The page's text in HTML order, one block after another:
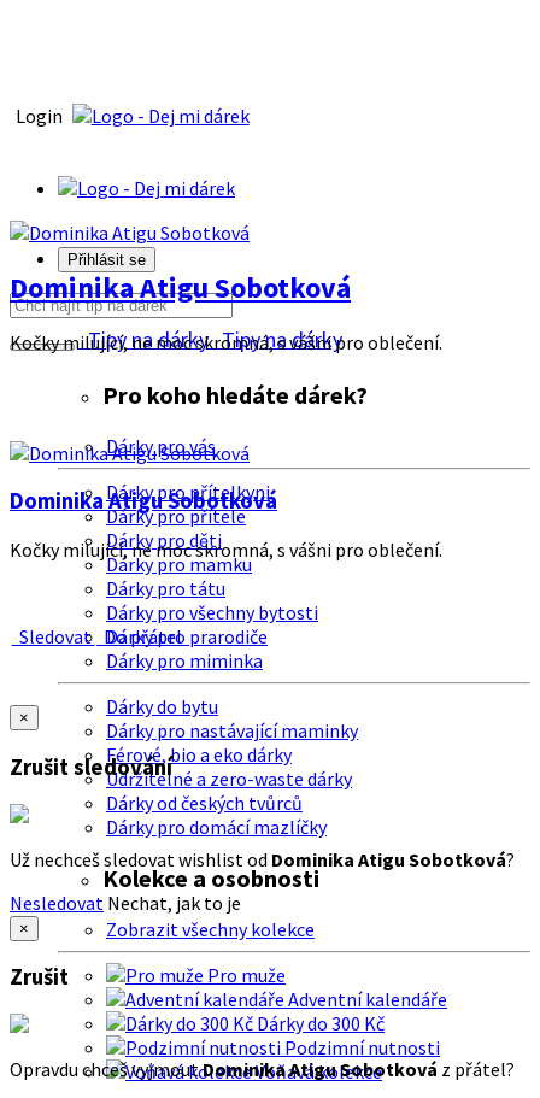
Login
Přihlásit se
Tipy na dárkyTipy na dárky
Pro koho hledáte dárek?
Dárky pro vás
Dárky pro přítelkyni
Dárky pro přítele
Dárky pro děti
Dárky pro mamku
Dárky pro tátu
Dárky pro všechny bytosti
Dárky pro prarodiče
Dárky pro miminka
Dárky do bytu
Dárky pro nastávající maminky
Férové, bio a eko dárky
Udržitelné a zero-waste dárky
Dárky od českých tvůrců
Dárky pro domácí mazlíčky
Kolekce a osobnosti
Zobrazit všechny kolekce
Pro muže
Adventní kalendáře
Dárky do 300 Kč
Podzimní nutnosti
Voňavá kolekce
Dominika Atigu Sobotková
Kočky milující, ne moc skromná, s vášni pro oblečení.
Dominika Atigu Sobotková
Kočky milující, ne moc skromná, s vášni pro oblečení.
Sledovat Do přátel
×
Zrušit sledování
Už nechceš sledovat wishlist od Dominika Atigu Sobotková?
Nesledovat Nechat, jak to je
×
Zrušit
Opravdu chceš vyjmoutDominika Atigu Sobotková z přátel?